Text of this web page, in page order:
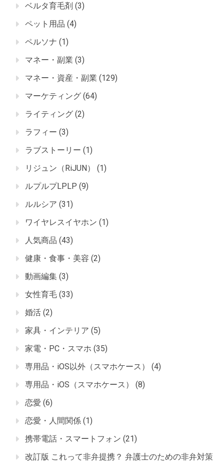
ベルタ育毛剤 (3)
ペット用品 (4)
ペルソナ (1)
マネー・副業 (3)
マネー・資産・副業 (129)
マーケティング (64)
ライティング (2)
ラフィー (3)
ラブストーリー (1)
リジュン（RiJUN）
(1)
ルプルプLPLP (9)
ルルシア (31)
ワイヤレスイヤホン (1)
人気商品 (43)
健康・食事・美容 (2)
動画編集 (3)
女性育毛 (33)
婚活 (2)
家具・インテリア (5)
家電・PC・スマホ (35)
専用品・iOS以外（スマホケース）
(4)
専用品・iOS（スマホケース）
(8)
恋愛 (6)
恋愛・人間関係 (1)
携帯電話・スマートフォン (21)
改訂版 これって非弁提携？ 弁護士のための非弁対策